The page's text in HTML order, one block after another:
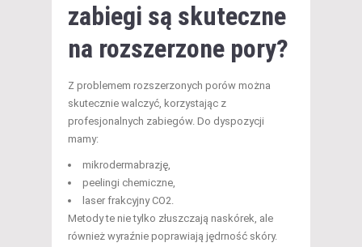
zabiegi są skuteczne
na rozszerzone pory?
Z problemem rozszerzonych porów można
skutecznie walczyć, korzystając z
profesjonalnych zabiegów. Do dyspozycji
mamy:
mikrodermabrazję,
peelingi chemiczne,
laser frakcyjny CO2.
Metody te nie tylko złuszczają naskórek, ale
również wyraźnie poprawiają jędrność skóry.